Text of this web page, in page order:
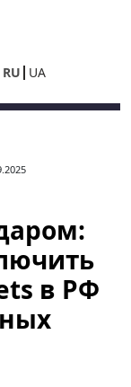
RU UA
в РФ